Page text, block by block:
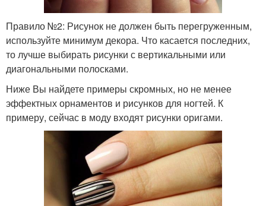
Правило №2: Рисунок не должен быть перегруженным,
используйте минимум декора. Что касается последних,
то лучше выбирать рисунки с вертикальными или
диагональными полосками.
Ниже Вы найдете примеры скромных, но не менее
эффектных орнаментов и рисунков для ногтей. К
примеру, сейчас в моду входят рисунки оригами.